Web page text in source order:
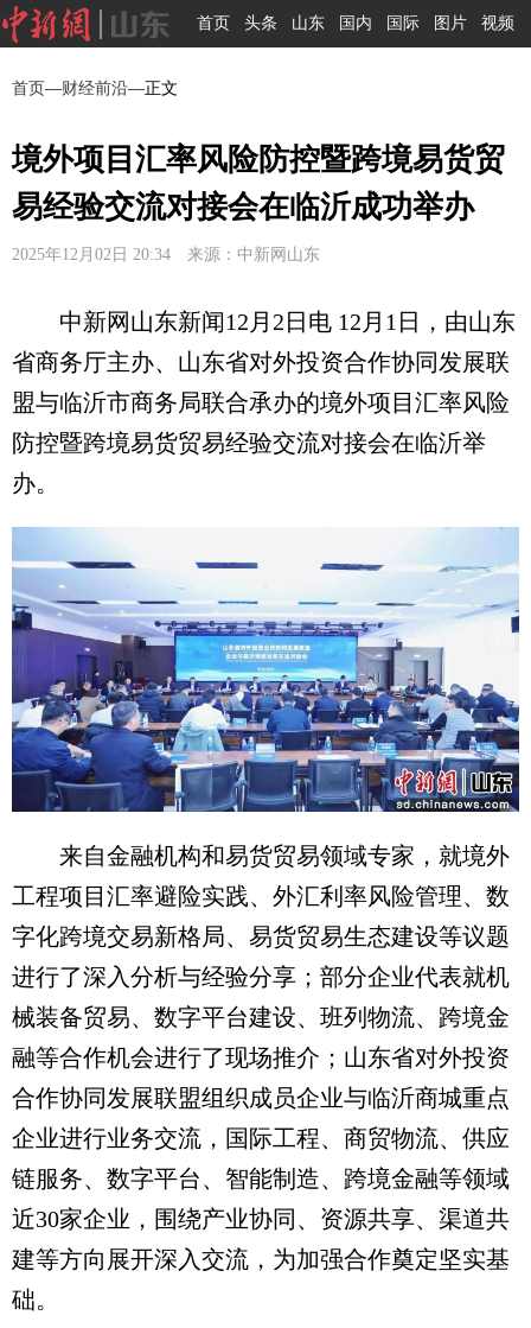
首页 头条 山东 国内 国际 图片 视频
首页—财经前沿—正文
境外项目汇率风险防控暨跨境易货贸
易经验交流对接会在临沂成功举办
2025年12月02日 20:34 来源：中新网山东
中新网山东新闻12月2日电 12月1日，由山东
省商务厅主办、山东省对外投资合作协同发展联
盟与临沂市商务局联合承办的境外项目汇率风险
防控暨跨境易货贸易经验交流对接会在临沂举
办。
来自金融机构和易货贸易领域专家，就境外
工程项目汇率避险实践、外汇利率风险管理、数
字化跨境交易新格局、易货贸易生态建设等议题
进行了深入分析与经验分享；部分企业代表就机
械装备贸易、数字平台建设、班列物流、跨境金
融等合作机会进行了现场推介；山东省对外投资
合作协同发展联盟组织成员企业与临沂商城重点
企业进行业务交流，国际工程、商贸物流、供应
链服务、数字平台、智能制造、跨境金融等领域
近30家企业，围绕产业协同、资源共享、渠道共
建等方向展开深入交流，为加强合作奠定坚实基
础。